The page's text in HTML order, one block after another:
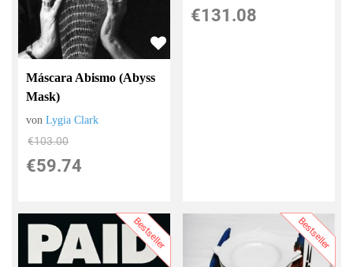
Máscara Abismo (Abyss
Mask)
vonLygia Clark
€103.00
€59.74
€131.08
Bestseller Bestseller